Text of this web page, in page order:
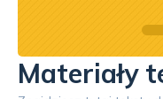
Materiały